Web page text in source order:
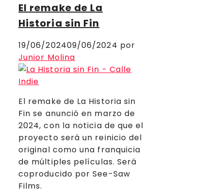
El remake de La
Historia sin Fin
19/06/202409/06/2024 por
Junior Molina
El remake de La Historia sin
Fin se anunció en marzo de
2024, con la noticia de que el
proyecto será un reinicio del
original como una franquicia
de múltiples películas. Será
coproducido por See-Saw
Films.